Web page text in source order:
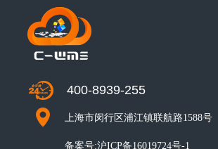
400-8939-255
上海市闵行区浦江镇联航路1588号
备案号:沪ICP备16019724号-1